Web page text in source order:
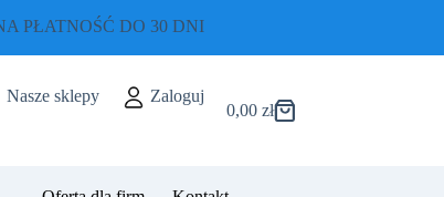
PŁATNOŚĆ DO 30 DNI
Nasze sklepy
Zaloguj
Koszyk
0,00 zł